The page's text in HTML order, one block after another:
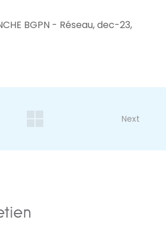
BGPN - Réseau, dec-23,
Next